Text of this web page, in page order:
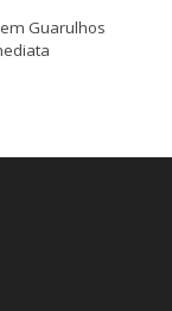
Guarulhos